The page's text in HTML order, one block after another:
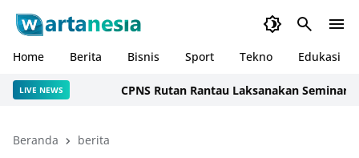
Home Berita Bisnis Sport Tekno Edukasi
LIVE NEWS CPNS Rutan Rantau Laksanakan Seminar
Beranda berita